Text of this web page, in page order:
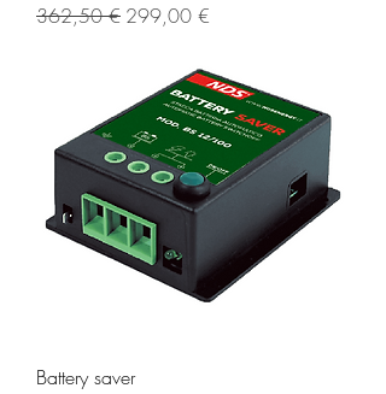
Prezzo regolare
362,50 € Prezzo scontato
299,00 €
Battery saver